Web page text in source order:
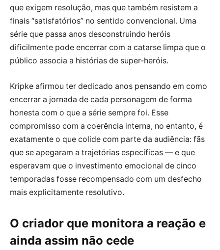
que exigem resolução, mas que também resistem a
finais “satisfatórios” no sentido convencional. Uma
série que passa anos desconstruindo heróis
dificilmente pode encerrar com a catarse limpa que o
público associa a histórias de super-heróis.
Kripke afirmou ter dedicado anos pensando em como
encerrar a jornada de cada personagem de forma
honesta com o que a série sempre foi. Esse
compromisso com a coerência interna, no entanto, é
exatamente o que colide com parte da audiência: fãs
que se apegaram a trajetórias específicas — e que
esperavam que o investimento emocional de cinco
temporadas fosse recompensado com um desfecho
mais explicitamente resolutivo.
O criador que monitora a reação e
ainda assim não cede